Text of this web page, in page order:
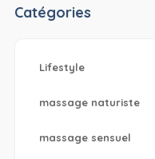
Catégories
Lifestyle
massage naturiste
massage sensuel